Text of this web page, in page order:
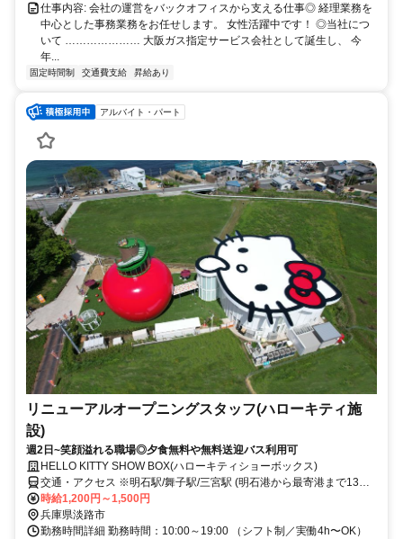
仕事内容: 会社の運営をバックオフィスから支える仕事◎ 経理業務を
中心とした事務業務をお任せします。 女性活躍中です！ ◎当社につ
いて ………………… 大阪ガス指定サービス会社として誕生し、 今
年...
固定時間制 交通費支給 昇給あり
アルバイト・パート
リニューアルオープニングスタッフ(ハローキティ施
設)
週2日~笑顔溢れる職場◎夕食無料や無料送迎バス利用可
HELLO KITTY SHOW BOX(ハローキティショーボックス)
交通・アクセス ※明石駅/舞子駅/三宮駅 (明石港から最寄港まで13分/
高速舞子から15分/三宮から45分)
時給1,200円～1,500円
兵庫県淡路市
勤務時間詳細 勤務時間：10:00～19:00 （シフト制／実働4h〜OK）